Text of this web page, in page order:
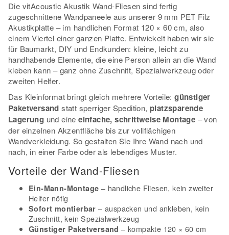
Die vitAcoustic Akustik Wand-Fliesen sind fertig
zugeschnittene Wandpaneele aus unserer 9 mm PET Filz
Akustikplatte – im handlichen Format 120 × 60 cm, also
einem Viertel einer ganzen Platte. Entwickelt haben wir sie
für Baumarkt, DIY und Endkunden: kleine, leicht zu
handhabende Elemente, die eine Person allein an die Wand
kleben kann – ganz ohne Zuschnitt, Spezialwerkzeug oder
zweiten Helfer.
Das Kleinformat bringt gleich mehrere Vorteile:günstiger
Paketversand statt sperriger Spedition, platzsparende
Lagerung und eineeinfache, schrittweise Montage – von
der einzelnen Akzentfläche bis zur vollflächigen
Wandverkleidung. So gestalten Sie Ihre Wand nach und
nach, in einer Farbe oder als lebendiges Muster.
Vorteile der Wand-Fliesen
Ein-Mann-Montage – handliche Fliesen, kein zweiter
Helfer nötig
Sofort montierbar – auspacken und ankleben, kein
Zuschnitt, kein Spezialwerkzeug
Günstiger Paketversand – kompakte 120 × 60 cm